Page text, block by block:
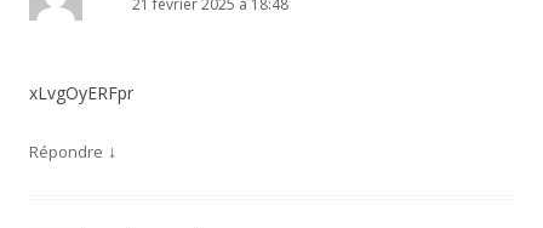
21 février 2025 à 18:48
xLvgOyERFpr
Répondre ↓